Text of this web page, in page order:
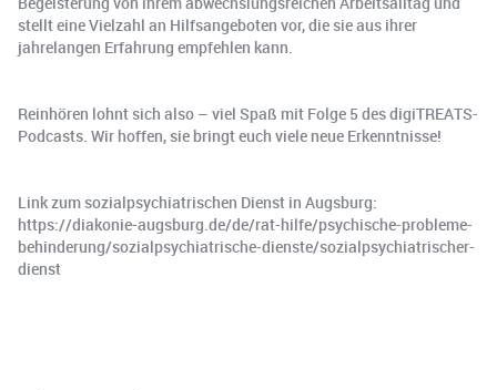
stellt eine Vielzahl an Hilfsangeboten vor, die sie aus ihrer
jahrelangen Erfahrung empfehlen kann.
Reinhören lohnt sich also – viel Spaß mit Folge 5 des digiTREATS-
Podcasts. Wir hoffen, sie bringt euch viele neue Erkenntnisse!
Link zum sozialpsychiatrischen Dienst in Augsburg:
https://diakonie-augsburg.de/de/rat-hilfe/psychische-probleme-
behinderung/sozialpsychiatrische-dienste/sozialpsychiatrischer-
dienst